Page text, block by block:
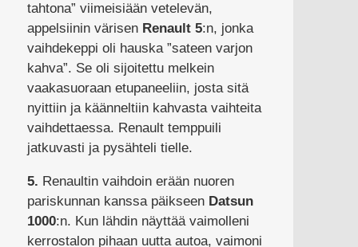
tahtona” viimeisiään vetelevän,
appelsiinin värisen Renault 5:n, jonka
vaihdekeppi oli hauska ”sateen varjon
kahva”. Se oli sijoitettu melkein
vaakasuoraan etupaneeliin, josta sitä
nyittiin ja käänneltiin kahvasta vaihteita
vaihdettaessa. Renault temppuili
jatkuvasti ja pysähteli tielle.
5. Renaultin vaihdoin erään nuoren
pariskunnan kanssa päikseen Datsun
1000:n. Kun lähdin näyttää vaimolleni
kerrostalon pihaan uutta autoa, vaimoni